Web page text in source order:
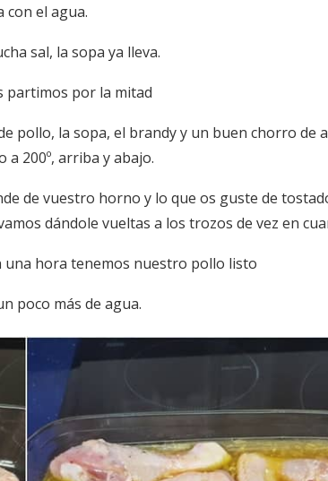
con el agua.
sal, la sopa ya lleva.
partimos por la mitad
pollo, la sopa, el brandy y un buen chorro de
200º, arriba y abajo.
de vuestro horno y lo que os guste de
dándole vueltas a los trozos de vez en
una hora tenemos nuestro pollo listo
poco más de agua.